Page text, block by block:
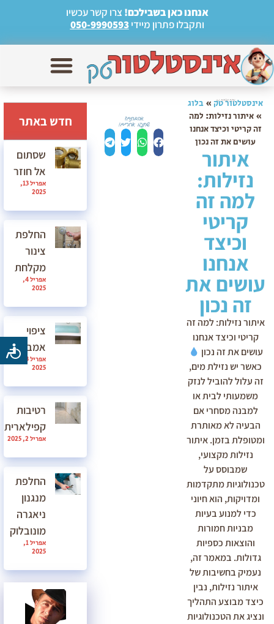
אנחנו כאן בשבילכם! צרו קשר עכשיו
ותקבלו פתרון מיידי050-9990593
אינסטלטור טק» בלוג
» איתור נזילות: למה
זה קריטי וכיצד אנחנו
עושים את זה נכון
איתור
נזילות:
למה זה
קריטי
וכיצד
אנחנו
עושים את
זה נכון
איתור נזילות: למה זה
קריטי וכיצד אנחנו
עושים את זה נכון
כאשר יש נזילת מים,
זה עלול להוביל לנזק
משמעותי לבית או
למבנה מסחרי אם
הבעיה לא מאותרת
ומטופלת בזמן. איתור
נזילות מקצועי,
שמבוסס על
טכנולוגיות מתקדמות
ומדויקות, הוא חיוני
כדי למנוע בעיות
מבניות חמורות
והוצאות כספיות
גדולות. במאמר זה,
נעמיק בחשיבות של
איתור נזילות, נבין
כיצד מבוצע התהליך
ונציג את הטכנולוגיות
חדש באתר
שסתום
אל חוזר
אפריל 13,
2025
החלפת
צינור
מקלחת
אפריל 4,
2025
ציפוי
אמבטיה
2025
רטיבות
קפילארית
אפריל 2, 2025
החלפת
מנגנון
ניאגרה
מונובלוק
אפריל 1,
2025